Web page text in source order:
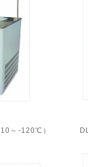
～-120℃）